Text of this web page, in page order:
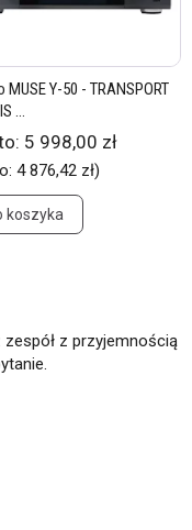
MUSE Y-50 - TRANSPORT
...
5 998,00 zł
4 876,42 zł)
koszyka
z przyjemnością